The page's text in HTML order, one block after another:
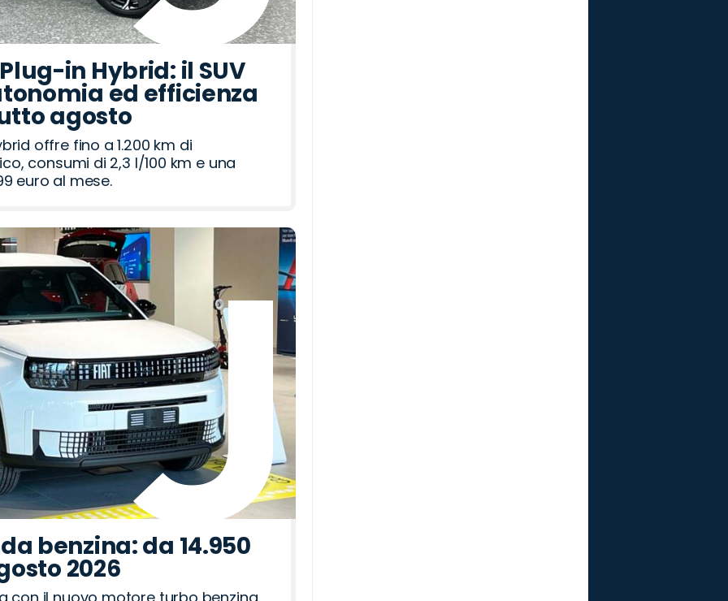
in Hybrid: il SUV
ed efficienza
agosto
offre fino a 1.200 km di
consumi di 2,3 l/100 km e una
euro al mese.
benzina: da 14.950
2026